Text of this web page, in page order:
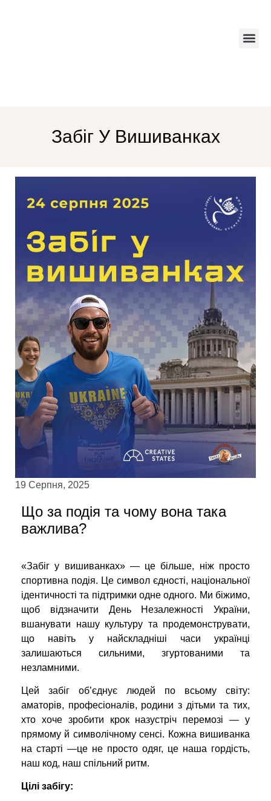
Забіг У Вишиванках
19 Серпня, 2025
Що за подія та чому вона така
важлива?
«Забіг у вишиванках» — це більше, ніж просто
спортивна подія. Це символ єдності, національної
ідентичності та підтримки одне одного. Ми біжимо,
щоб відзначити День Незалежності України,
вшанувати нашу культуру та продемонструвати,
що навіть у найскладніші часи українці
залишаються сильними, згуртованими та
незламними.
Цей забіг об’єднує людей по всьому світу:
аматорів, професіоналів, родини з дітьми та тих,
хто хоче зробити крок назустріч перемозі — у
прямому й символічному сенсі. Кожна вишиванка
на старті —це не просто одяг, це наша гордість,
наш код, наш спільний ритм.
Цілі забігу: